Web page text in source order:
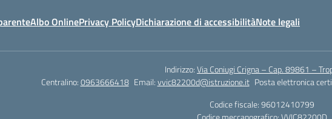
Albo OnlinePrivacy PolicyDichiarazione di accessibilitàNote legali
Indirizzo:Via Coniugi Crigna – Cap. 89861 –
Centralino:0963666418 Email:vvic82200d@istruzione.it Posta elettronica
Codice fiscale: 96012410799